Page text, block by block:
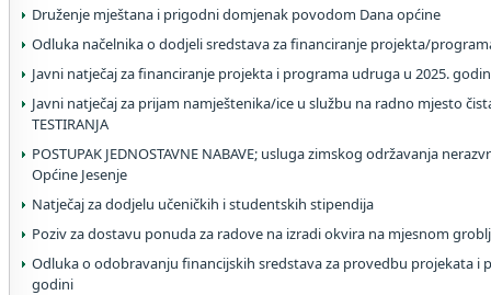
Druženje mještana i prigodni domjenak povodom Dana općine
Odluka načelnika o dodjeli sredstava za financiranje projekta/
Javni natječaj za financiranje projekta i programa udruga u 2025.
Javni natječaj za prijam namještenika/ice u službu na radno mjesto
TESTIRANJA
POSTUPAK JEDNOSTAVNE NABAVE; usluga zimskog održavanja
Općine Jesenje
Natječaj za dodjelu učeničkih i studentskih stipendija
Poziv za dostavu ponuda za radove na izradi okvira na mjesnom
Odluka o odobravanju financijskih sredstava za provedbu projekata i
godini